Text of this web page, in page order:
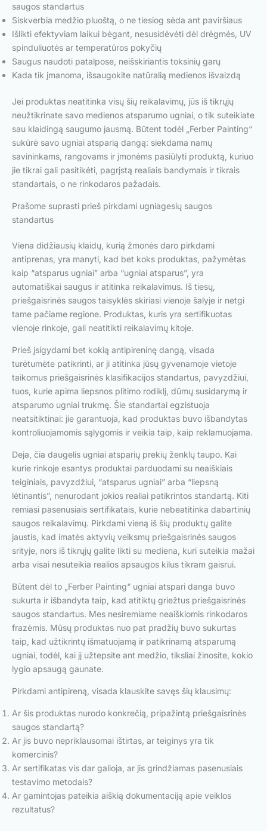
saugos standartus
Siskverbia medžio pluoštą, o ne tiesiog sėda ant paviršiaus
Išlikti efektyviam laikui bėgant, nesusidėvėti dėl drėgmės, UV
spinduliuotės ar temperatūros pokyčių
Saugus naudoti patalpose, neišskiriantis toksinių garų
Kada tik įmanoma, išsaugokite natūralią medienos išvaizdą
Jei produktas neatitinka visų šių reikalavimų, jūs iš tikrųjų
neužtikrinate savo medienos atsparumo ugniai, o tik suteikiate
sau klaidingą saugumo jausmą. Būtent todėl „Ferber Painting“
sukūrė savo ugniai atsparią dangą: siekdama namų
savininkams, rangovams ir įmonėms pasiūlyti produktą, kuriuo
jie tikrai gali pasitikėti, pagrįstą realiais bandymais ir tikrais
standartais, o ne rinkodaros pažadais.
Prašome suprasti prieš pirkdami ugniagesių saugos
standartus
Viena didžiausių klaidų, kurią žmonės daro pirkdami
antiprenas, yra manyti, kad bet koks produktas, pažymėtas
kaip “atsparus ugniai” arba “ugniai atsparus”, yra
automatiškai saugus ir atitinka reikalavimus. Iš tiesų,
priešgaisrinės saugos taisyklės skiriasi vienoje šalyje ir netgi
tame pačiame regione. Produktas, kuris yra sertifikuotas
vienoje rinkoje, gali neatitikti reikalavimų kitoje.
Prieš įsigydami bet kokią antipireninę dangą, visada
turėtumėte patikrinti, ar ji atitinka jūsų gyvenamoje vietoje
taikomus priešgaisrinės klasifikacijos standartus, pavyzdžiui,
tuos, kurie apima liepsnos plitimo rodiklį, dūmų susidarymą ir
atsparumo ugniai trukmę. Šie standartai egzistuoja
neatsitiktinai: jie garantuoja, kad produktas buvo išbandytas
kontroliuojamomis sąlygomis ir veikia taip, kaip reklamuojama.
Deja, čia daugelis ugniai atsparių prekių ženklų taupo. Kai
kurie rinkoje esantys produktai parduodami su neaiškiais
teiginiais, pavyzdžiui, “atsparus ugniai” arba “liepsną
lėtinantis”, nenurodant jokios realiai patikrintos standartą. Kiti
remiasi pasenusiais sertifikatais, kurie nebeatitinka dabartinių
saugos reikalavimų. Pirkdami vieną iš šių produktų galite
jaustis, kad imatės aktyvių veiksmų priešgaisrinės saugos
srityje, nors iš tikrųjų galite likti su mediena, kuri suteikia mažai
arba visai nesuteikia realios apsaugos kilus tikram gaisrui.
Būtent dėl to „Ferber Painting“ ugniai atspari danga buvo
sukurta ir išbandyta taip, kad atitiktų griežtus priešgaisrinės
saugos standartus. Mes nesiremiame neaiškiomis rinkodaros
frazėmis. Mūsų produktas nuo pat pradžių buvo sukurtas
taip, kad užtikrintų išmatuojamą ir patikrinamą atsparumą
ugniai, todėl, kai jį užtepsite ant medžio, tiksliai žinosite, kokio
lygio apsaugą gaunate.
Pirkdami antipireną, visada klauskite savęs šių klausimų:
Ar šis produktas nurodo konkrečią, pripažintą priešgaisrinės
saugos standartą?
Ar jis buvo nepriklausomai ištirtas, ar teiginys yra tik
komercinis?
Ar sertifikatas vis dar galioja, ar jis grindžiamas pasenusiais
testavimo metodais?
Ar gamintojas pateikia aiškią dokumentaciją apie veiklos
rezultatus?